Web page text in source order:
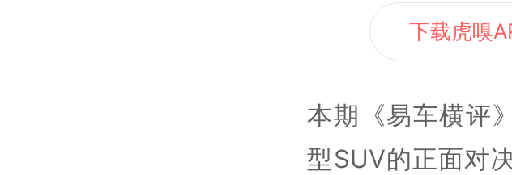
下载虎嗅
本期《易车横评
型SUV的正面对